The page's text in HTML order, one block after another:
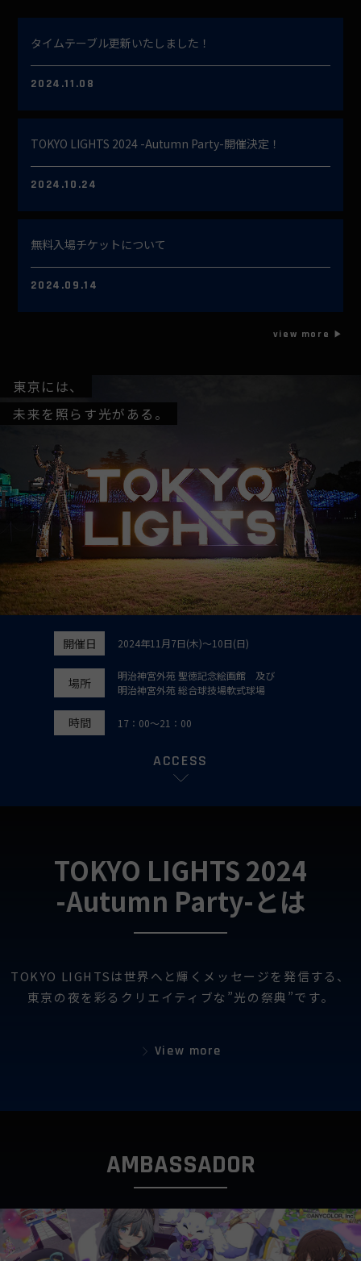
タイムテーブル更新いたしました！
2024.11.08
TOKYO LIGHTS 2024 -Autumn Party-開催決定！
2024.10.24
無料入場チケットについて
2024.09.14
view more
東京には、
未来を照らす光がある。
開催日 2024年11月7日(木)～10日(日)
場所
明治神宮外苑 聖徳記念絵画館 及び
明治神宮外苑 総合球技場軟式球場
時間 17：00～21：00
ACCESS
TOKYO LIGHTS 2024
-Autumn Party-とは
TOKYO LIGHTSは世界へと輝くメッセージを発信する、
東京の夜を彩るクリエイティブな”光の祭典”です。
View more
AMBASSADOR